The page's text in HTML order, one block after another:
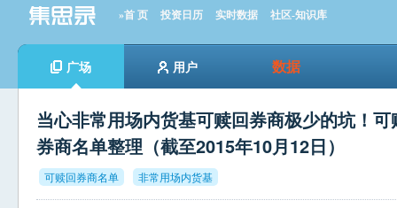
»首 页 投资日历 实时数据 社区-知识库
广场 用户 数据
当心非常用场内货基可赎回券商极少的坑！可
券商名单整理（截至2015年10月12日）
可赎回券商名单 非常用场内货基